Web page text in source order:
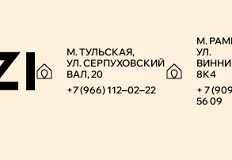
М. ТУЛЬСКАЯ,
УЛ. СЕРПУХОВСКИЙ
ВАЛ, 20
+7 (966) 112‒02‒22
М.
УЛ.
8К4
+ 7
56 09